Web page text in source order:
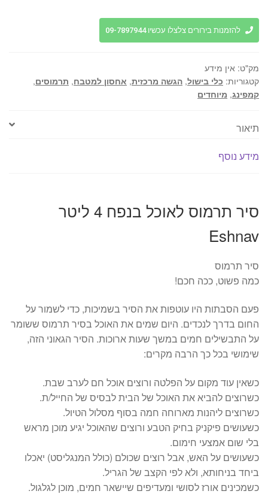
תרמוס
לאוכל
בנפח
ליטר
Eshnav
להזמנות בירורים צלצלו עכשיו 09-7897944
מק"ט: אין מידע
קטגוריות: כלי בישול, הגשה מרכזית, אחסון למטבח, תרמוסים,
קמפינג, מיוחדים
תיאור
מידע נוסף
סיר תרמוס לאוכל בנפח 4 ליטר
Eshnav
סיר תרמוס
כמה פשוט, ככה חכם!
פעם הסבתות היו עוטפות את הסיר בשמיכות, כדי לשמור על
החום בדרך לנכדים. היום שמים את האוכל בסיר תרמוס ששומר
על התבשילים חמים במשך שעות ארוכות. הסיר הגאוני הזה,
שימושי בכל כך הרבה מקרים:
כשאין עוד מקום על הפלטה ורוצים אוכל חם לערב שבת.
כשרוצים להביא את האוכל של הבית לבסיס של החייל/ת.
כשרוצים ליהנות מארוחה חמה בסוף מסלול הטיול.
כשעושים פיקניק בחיק הטבע ורוצים שהאוכל יגיע מוכן מראש
בלי שום אמצעי חימום.
כשעושים על האש, אבל רוצים שכולם (כולל המנגליסט) יאכלו
ביחד בניחותא, ולא לפי הקצב של הגריל.
כשמכינים אורז לסושי ומעדיפים שיישאר חמים, מוכן לגלגול.